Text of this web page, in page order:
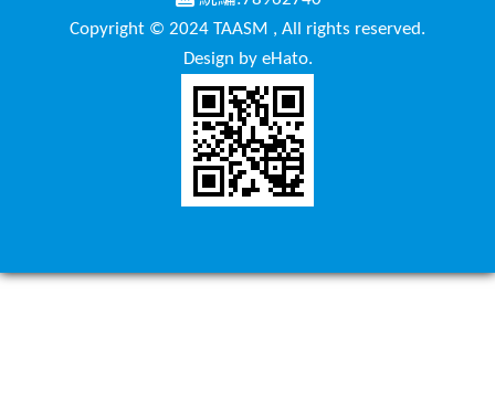
Copyright © 2024 TAASM , All rights reserved.
Design by eHato.